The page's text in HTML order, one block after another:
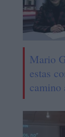
Mario
estas
camino